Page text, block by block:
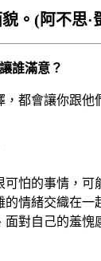
。(阿不思·
誰滿意？
都會讓你跟
怕的事情，
情緒交織在
對自己的羞